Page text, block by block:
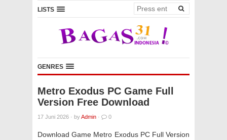
LISTS
GENRES
Metro Exodus PC Game Full
Version Free Download
17 Juni 2026 · byAdmin · 0
Download Game Metro Exodus PC Full Version